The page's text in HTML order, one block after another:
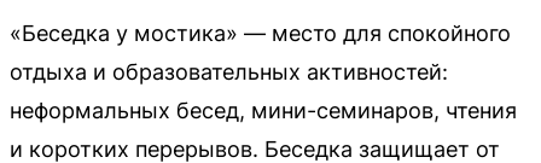
«Беседка у мостика» — место для спокойного
отдыха и образовательных активностей:
неформальных бесед, мини-семинаров, чтения
и коротких перерывов. Беседка защищает от